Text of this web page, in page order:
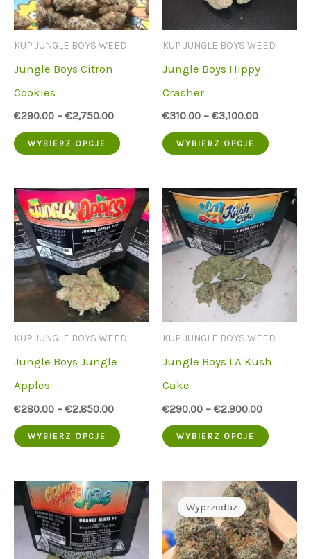
na
KUP JUNGLE BOYS WEED
Jungle Boys Citron
Cookies
€290.00 – €2,750.00
WYBIERZ OPCJE
Ten
ma
wiele
wariantów.
Opcje
można
wybrać
KUP JUNGLE BOYS WEED
Jungle Boys Hippy
Crasher
€310.00 – €3,100.00
WYBIERZ OPCJE
Ten
ma
wiele
Opcje
można
KUP JUNGLE BOYS WEED
Jungle Boys Jungle
Apples
€280.00 – €2,850.00
WYBIERZ OPCJE
Ten
ma
wiele
wariantów.
Opcje
KUP JUNGLE BOYS WEED
Jungle Boys LA Kush
Cake
€290.00 – €2,900.00
WYBIERZ OPCJE
Ten
ma
wiele
Opcje
Wyprzedaż